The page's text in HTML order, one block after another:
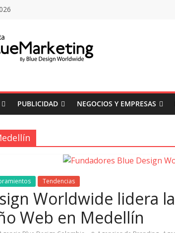
PUBLICIDAD NEGOCIOS Y EMPRESAS
Tendencias
Worldwide lidera
Web en Medellín